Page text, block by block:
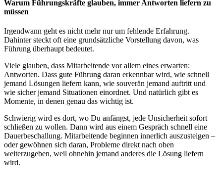
Warum Führungskräfte glauben, immer Antworten liefern zu
müssen
Irgendwann geht es nicht mehr nur um fehlende Erfahrung.
Dahinter steckt oft eine grundsätzliche Vorstellung davon, was
Führung überhaupt bedeutet.
Viele glauben, dass Mitarbeitende vor allem eines erwarten:
Antworten. Dass gute Führung daran erkennbar wird, wie schnell
jemand Lösungen liefern kann, wie souverän jemand auftritt und
wie sicher jemand Situationen einordnet. Und natürlich gibt es
Momente, in denen genau das wichtig ist.
Schwierig wird es dort, wo Du anfängst, jede Unsicherheit sofort
schließen zu wollen. Dann wird aus einem Gespräch schnell eine
Dauerbeschallung. Mitarbeitende beginnen innerlich auszusteigen –
oder gewöhnen sich daran, Probleme direkt nach oben
weiterzugeben, weil ohnehin jemand anderes die Lösung liefern
wird.